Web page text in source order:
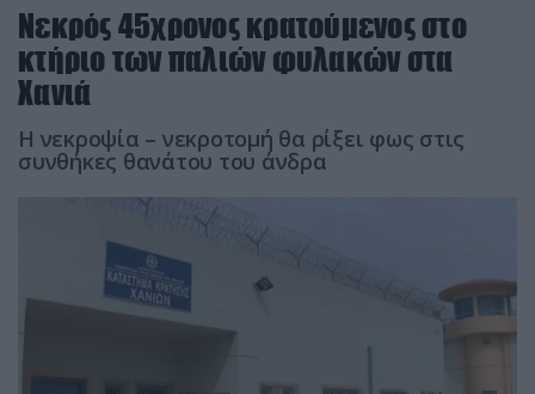
Νεκρός 45χρονος κρατούμενος στο
κτήριο των παλιών φυλακών στα
Χανιά
Η νεκροψία – νεκροτομή θα ρίξει φως στις
συνθήκες θανάτου του άνδρα